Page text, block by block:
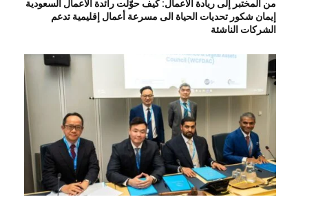
من المختبر إلى ريادة الأعمال: كيف حوّلت رائدة الأعمال السعودية
إيمان شكور تحديات الحياة الى مسرعة أعمال إقليمية تدعم
الشركات الناشئة